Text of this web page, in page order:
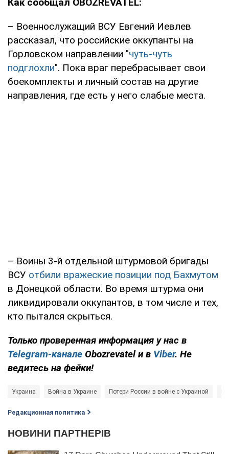
– Военнослужащий ВСУ Евгений Иевлев
рассказал, что российские оккупанты на
Горловском направлении "чуть-чуть
подглохли". Пока враг перебрасывает свои
боекомплекты и личный состав на другие
направления, где есть у него слабые места.
– Воины 3-й отдельной штурмовой бригады
ВСУ отбили вражеские позиции под Бахмутом
в Донецкой области. Во время штурма они
ликвидировали оккупантов, в том числе и тех,
кто пытался скрыться.
Только проверенная информация у нас в
Telegram-канале Obozrevatel и в Viber. Не
ведитесь на фейки!
Украина Война в Украине Потери России в войне с Украиной
Редакционная политика